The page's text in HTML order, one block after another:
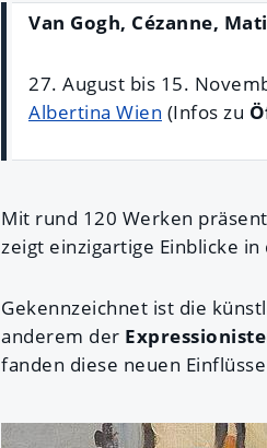
Van Gogh, Cézanne,
27. August bis 15.
Albertina Wien (Infos zu
Mit rund 120 Werken
zeigt einzigartige Einblicke in
Gekennzeichnet ist die
anderem der
fanden diese neuen